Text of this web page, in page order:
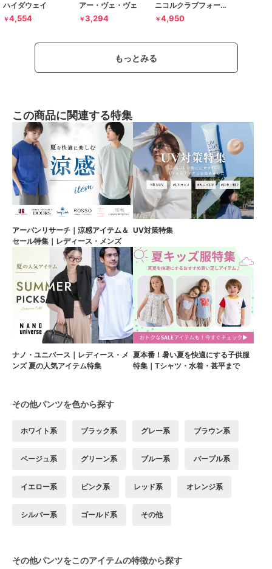
ハイダウェイ
￥4,554
アー・ヴェ・ヴェ
￥3,294
ニコルクラブフォーメン
￥4,950
もっとみる
この商品に関連する特集
アーバンリサーチ｜涼感アイテム＆
セール特集｜レディース・メンズ
UV対策特集
ナノ・ユニバース｜レディース・メ
ンズ 夏の人気アイテム特集
夏本番！暑い夏を快適にする子供服
特集｜Tシャツ・水着・甚平まで
その他パンツを色から探す
ホワイト系 ブラック系 グレー系 ブラウン系
ベージュ系 グリーン系 ブルー系 パープル系
イエロー系 ピンク系 レッド系 オレンジ系
シルバー系 ゴールド系 その他
その他パンツをこのアイテムの特徴から探す